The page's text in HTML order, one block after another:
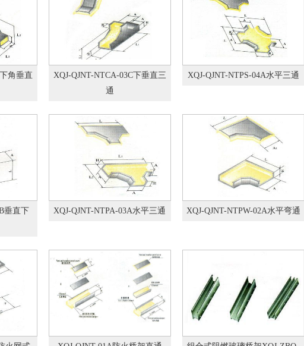
角垂直
XQJ-QJNT-NTCA-03C下垂直三
通
XQJ-QJNT-NTPS-04A水平三通
垂直下
XQJ-QJNT-NTPA-03A水平三通 XQJ-QJNT-NTPW-02A水平弯通